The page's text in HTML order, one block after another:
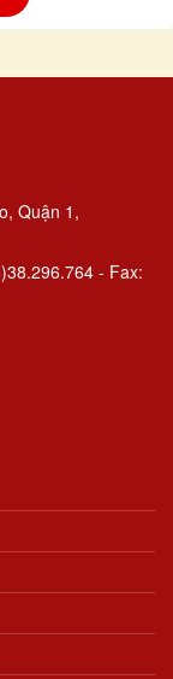
Quận 1,
- Fax: